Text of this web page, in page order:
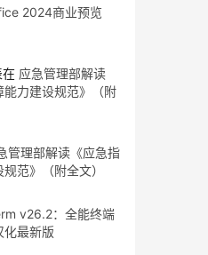
2024商业预览
在 应急管理部解读
能力建设规范》（附
管理部解读《应急指
范》（附全文）
v26.2：全能终端
化最新版